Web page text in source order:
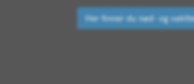
Her finner du nød- og